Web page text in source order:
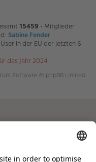
15459 • Mitglieder
Sabine Fender
in der EU der letzten 6
das Jahr 2024
Software © phpBB Limited